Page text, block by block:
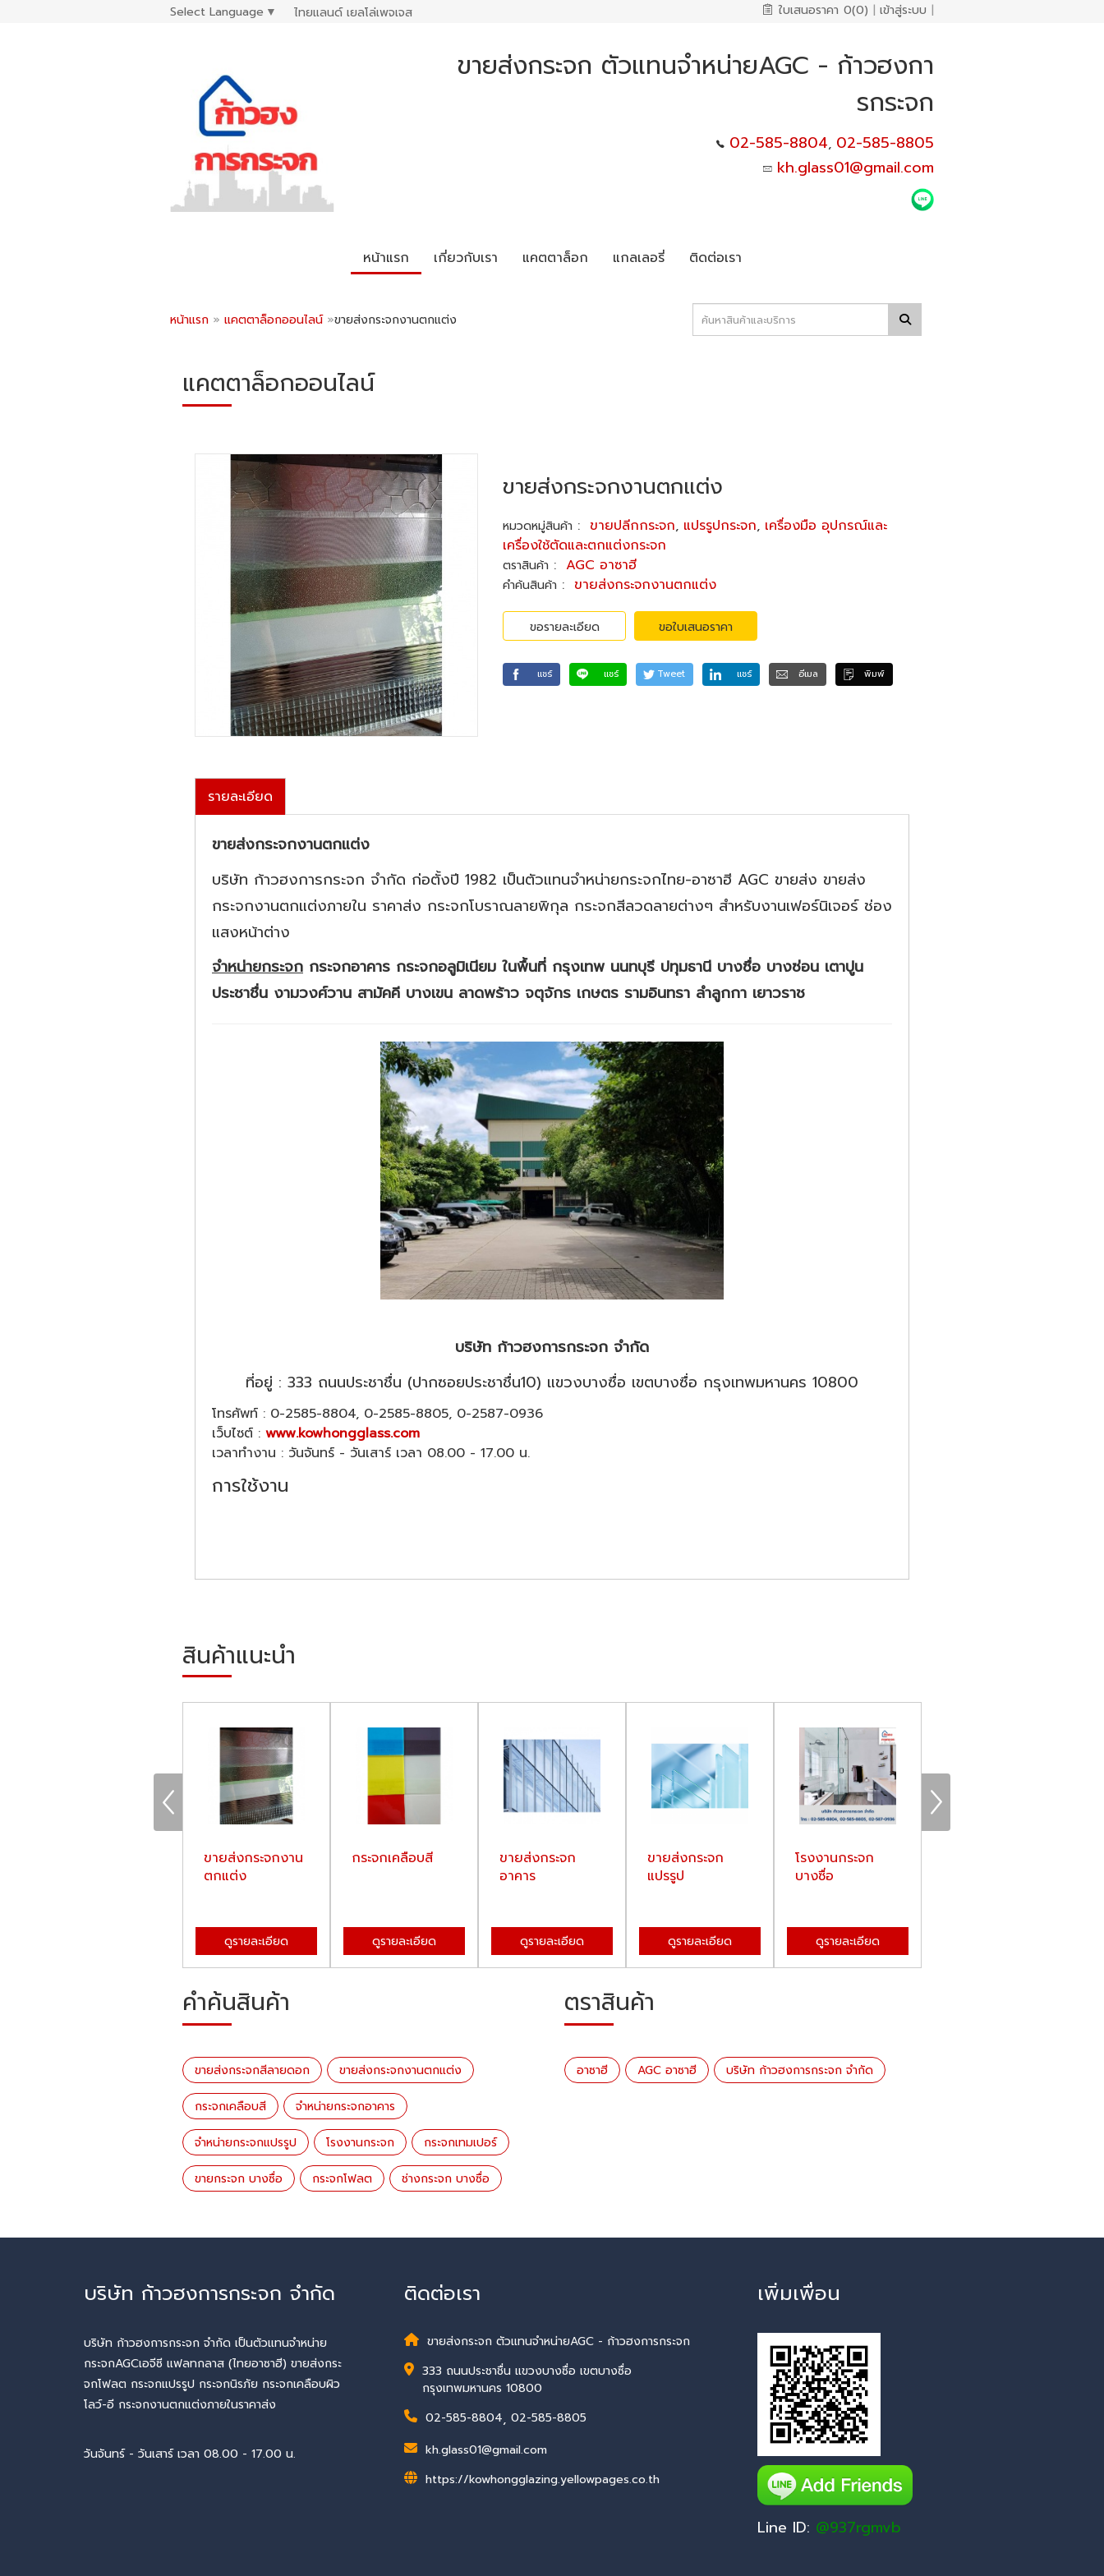
Select Language ▼ ไทยแลนด์ เยลโล่เพจเจส ใบเสนอราคา 0(0) | เข้าสู่ระบบ |
ขายส่งกระจก ตัวแทนจำหน่ายAGC - ก้าวฮงกา
รกระจก
02-585-8804, 02-585-8805
kh.glass01@gmail.com
หน้าแรก เกี่ยวกับเรา แคตตาล็อก แกลเลอรี่ ติดต่อเรา
หน้าแรก » แคตตาล็อกออนไลน์ »​​​​​​​ขายส่งกระจกงานตกแต่ง
แคตตาล็อกออนไลน์
​​​​​​​ขายส่งกระจกงานตกแต่ง
หมวดหมู่สินค้า : ขายปลีกกระจก, แปรรูปกระจก, เครื่องมือ อุปกรณ์และ
เครื่องใช้ตัดและตกแต่งกระจก
ตราสินค้า : AGC อาซาฮี
คำค้นสินค้า : ​​​​​​​ขายส่งกระจกงานตกแต่ง
ขอรายละเอียด ขอใบเสนอราคา
แชร์ แชร์ Tweet แชร์ อีเมล พิมพ์
รายละเอียด
ขายส่งกระจกงานตกแต่ง
บริษัท ก้าวฮงการกระจก จำกัด ก่อตั้งปี 1982 เป็นตัวแทนจำหน่ายกระจกไทย-อาซาฮี AGC ขายส่ง ขายส่ง
กระจกงานตกแต่งภายใน ราคาส่ง กระจกโบราณลายพิกุล กระจกสีลวดลายต่างๆ สำหรับงานเฟอร์นิเจอร์ ช่อง
แสงหน้าต่าง
จำหน่ายกระจก กระจกอาคาร กระจกอลูมิเนียม ในพื้นที่ กรุงเทพ นนทบุรี ปทุมธานี บางซื่อ บางซ่อน เตาปูน
ประชาชื่น งามวงศ์วาน สามัคคี บางเขน ลาดพร้าว จตุจักร เกษตร รามอินทรา ลำลูกกา เยาวราช
บริษัท ก้าวฮงการกระจก จำกัด
ที่อยู่ : 333 ถนนประชาชื่น (ปากซอยประชาชื่น10) แขวงบางซื่อ เขตบางซื่อ กรุงเทพมหานคร 10800
โทรศัพท์ : 0-2585-8804, 0-2585-8805, 0-2587-0936
เว็บไซต์ : www.kowhongglass.com
เวลาทำงาน : วันจันทร์ - วันเสาร์ เวลา 08.00 - 17.00 น.
การใช้งาน
สินค้าแนะนำ
​​​​​​​ขายส่งกระจกงาน
ตกแต่ง
ดูรายละเอียด
กระจกเคลือบสี
ดูรายละเอียด
ขายส่งกระจก
อาคาร
ดูรายละเอียด
ขายส่งกระจก
แปรรูป
ดูรายละเอียด
โรงงานกระจก
บางซื่อ
ดูรายละเอียด
คำค้นสินค้า
ขายส่งกระจกสีลายดอก ​​​​​​​ขายส่งกระจกงานตกแต่ง
กระจกเคลือบสี จำหน่ายกระจกอาคาร
จำหน่ายกระจกแปรรูป โรงงานกระจก กระจกเทมเปอร์
ขายกระจก บางซื่อ กระจกโฟลต ช่างกระจก บางซื่อ
ตราสินค้า
อาซาฮี AGC อาซาฮี บริษัท ก้าวฮงการกระจก จำกัด
บริษัท ก้าวฮงการกระจก จำกัด
บริษัท ก้าวฮงการกระจก จำกัด เป็นตัวแทนจำหน่าย
กระจกAGCเอจีซี แฟลทกลาส (ไทยอาซาฮี) ขายส่งกระ
จกโฟลต กระจกแปรรูป กระจกนิรภัย กระจกเคลือบผิว
โลว์-อี กระจกงานตกแต่งภายในราคาส่ง
วันจันทร์ - วันเสาร์ เวลา 08.00 - 17.00 น.
ติดต่อเรา
ขายส่งกระจก ตัวแทนจำหน่ายAGC - ก้าวฮงการกระจก
333 ถนนประชาชื่น แขวงบางซื่อ เขตบางซื่อ
กรุงเทพมหานคร 10800
02-585-8804, 02-585-8805
kh.glass01@gmail.com
https://kowhongglazing.yellowpages.co.th
เพิ่มเพื่อน
Line ID: @937rgmvb